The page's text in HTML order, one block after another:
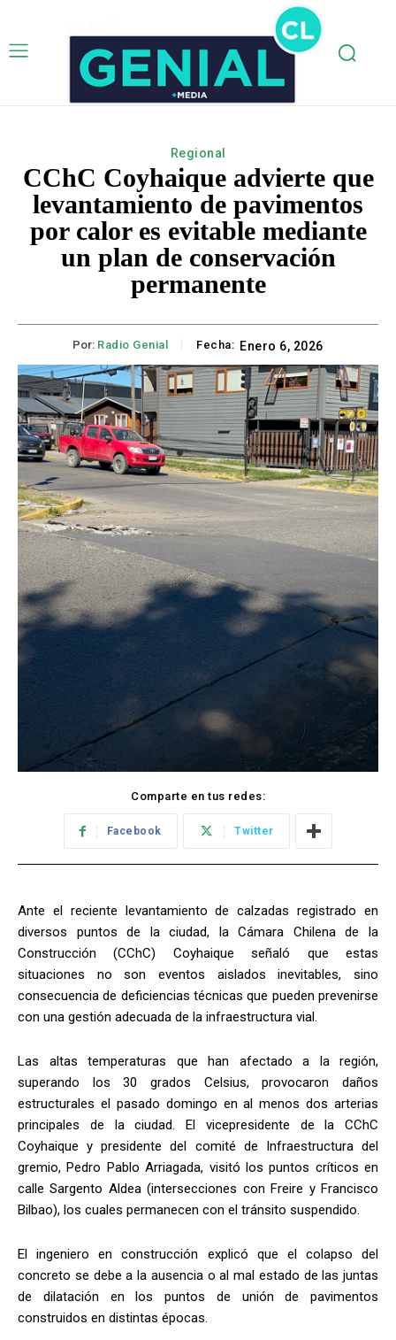
Regional
CChC Coyhaique advierte que
levantamiento de pavimentos
por calor es evitable mediante
un plan de conservación
permanente
Por: Radio Genial Fecha: Enero 6, 2026
Comparte en tus redes:
Facebook Twitter
Ante el reciente levantamiento de calzadas registrado en
diversos puntos de la ciudad, la Cámara Chilena de la
Construcción (CChC) Coyhaique señaló que estas
situaciones no son eventos aislados inevitables, sino
consecuencia de deficiencias técnicas que pueden prevenirse
con una gestión adecuada de la infraestructura vial.
Las altas temperaturas que han afectado a la región,
superando los 30 grados Celsius, provocaron daños
estructurales el pasado domingo en al menos dos arterias
principales de la ciudad. El vicepresidente de la CChC
Coyhaique y presidente del comité de Infraestructura del
gremio, Pedro Pablo Arriagada, visitó los puntos críticos en
calle Sargento Aldea (intersecciones con Freire y Francisco
Bilbao), los cuales permanecen con el tránsito suspendido.
El ingeniero en construcción explicó que el colapso del
concreto se debe a la ausencia o al mal estado de las juntas
de dilatación en los puntos de unión de pavimentos
construidos en distintas épocas.